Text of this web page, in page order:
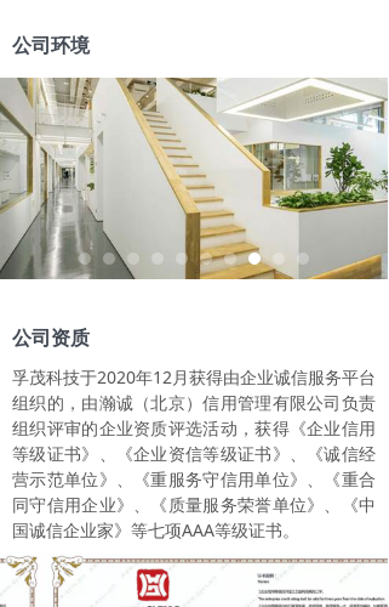
公司环境
公司资质
孚茂科技于2020年12月获得由企业诚信服务平台
组织的，由瀚诚（北京）信用管理有限公司负责
组织评审的企业资质评选活动，获得《企业信用
等级证书》、《企业资信等级证书》、《诚信经
营示范单位》、《重服务守信用单位》、《重合
同守信用企业》、《质量服务荣誉单位》、《中
国诚信企业家》等七项AAA等级证书。